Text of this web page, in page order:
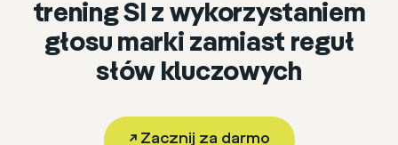
trening SI z wykorzystaniem
głosu marki zamiast reguł
słów kluczowych
↗ Zacznij za darmo